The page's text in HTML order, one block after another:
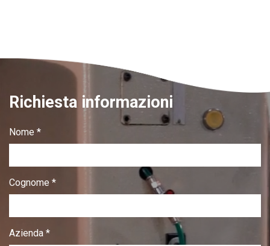
Richiesta informazioni
Nome *
Cognome *
Azienda *